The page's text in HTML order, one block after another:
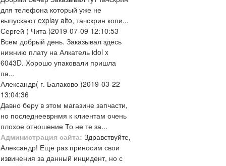
для телефона который уже не
выпускают explay alto, тачскрин копи...
Сергей ( Чита )2019-07-09 12:10:53
Всем добрый день. Заказывал здесь
нижнию плату на Алкатель idol x
6043D. Хорошо упаковали пришла
па...
Александр( г. Балаково )2019-03-22
13:04:36
Давно беру в этом магазине запчасти,
но последнееврнмя к клиентам очень
плохое отношение То не те за...
Администрация сайта: Здравствуйте,
Александр! Еще раз приносим свои
извинения за данный инцидент, но с